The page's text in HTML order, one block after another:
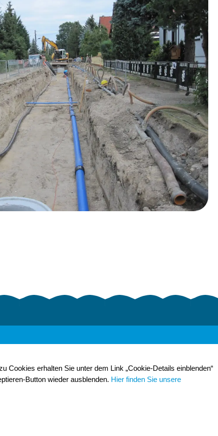
erhalten Sie unter dem Link „Cookie-Details einblenden“
Button wieder ausblenden. Hier finden Sie unsere
durchsuchen: